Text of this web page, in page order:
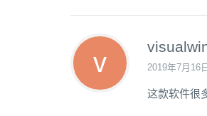
2019年7月16
这款软件很